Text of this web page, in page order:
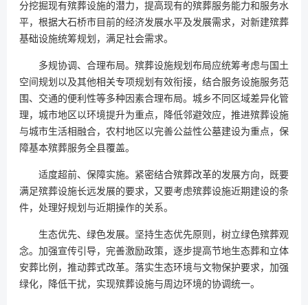
分挖掘现有殡葬设施的潜力，提高现有的殡葬服务能力和服务水
平，根据大石桥市目前的经济发展水平及发展需求，对新建殡葬
基础设施统筹规划，满足社会需求。
多规协调、合理布局。殡葬设施规划布局应统筹考虑与国土
空间规划以及其他相关专项规划有效衔接，结合服务设施服务范
围、交通的便利性等多种因素合理布局。城乡不同区域差异化管
理，城市地区以环境提升为重点，降低邻避效应，推进殡葬设施
与城市生活相融合，农村地区以完善公益性公墓建设为重点，保
障基本殡葬服务全县覆盖。
适度超前、保障实施。紧密结合殡葬改革的发展方向，既要
满足殡葬设施长远发展的要求，又要考虑殡葬设施近期建设的条
件，处理好规划与近期操作的关系。
生态优先、绿色发展。坚持生态优先原则，树立绿色殡葬观
念。加强宣传引导，完善激励政策，逐步提高节地生态葬和立体
安葬比例，推动葬式改革。落实生态环境与文物保护要求，加强
绿化，降低干扰，实现殡葬设施与周边环境的协调统一。